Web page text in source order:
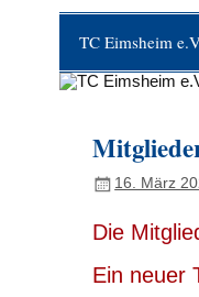
TC Eimsheim
16. März
Die
Ein neuer